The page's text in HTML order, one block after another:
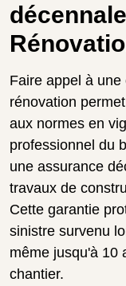
Faire appel à
rénovation
aux normes en
professionnel du
une assurance
travaux de
Cette garantie
sinistre survenu
même jusqu'à 10
chantier.